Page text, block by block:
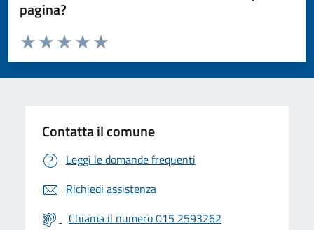
pagina?
Valuta da 1 a 5 stelle la pagina
Valuta 5 stelle su 5
Valuta 4 stelle su 5
Valuta 3 stelle su 5
Valuta 2 stelle su 5
Valuta 1 stelle su 5
Contatta il comune
Leggi le domande frequenti
Richiedi assistenza
Chiama il numero 015 2593262